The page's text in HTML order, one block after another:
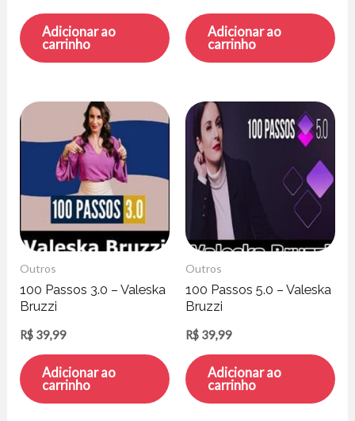
Adicionar ao
carrinho
Adicionar ao
carrinho
Outros
100 Passos 3.0 – Valeska
Bruzzi
R$ 39,99
Adicionar ao
carrinho
Outros
100 Passos 5.0 – Valeska
Bruzzi
R$ 39,99
Adicionar ao
carrinho